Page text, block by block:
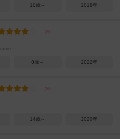
10歳～ 2018年
8歳～ 2022年
14歳～ 2020年